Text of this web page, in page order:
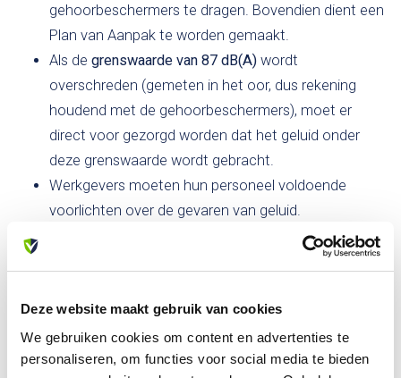
Deze website maakt gebruik van cookies
We gebruiken cookies om content en advertenties te
personaliseren, om functies voor social media te bieden
gehoorbeschermers te dragen. Bovendien dient een
Plan van Aanpak te worden gemaakt.
Als de grenswaarde van 87 dB(A) wordt
overschreden (gemeten in het oor, dus rekening
houdend met de gehoorbeschermers), moet er
direct voor gezorgd worden dat het geluid onder
deze grenswaarde wordt gebracht.
Werkgevers moeten hun personeel voldoende
voorlichten over de gevaren van geluid.
Werknemers hebben recht op een gehoortest om
vast te stellen dat de getroffen maatregelen
Bij het bepalen van de dagelijkse dosis geluid gaat de wet
uit van een werkdag met 8 uur per dag. De belasting als